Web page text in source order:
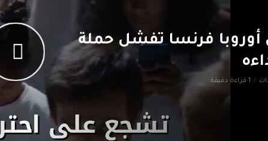
أوروبا فرنسا تفشل حملة
1 قراءة دقيقة